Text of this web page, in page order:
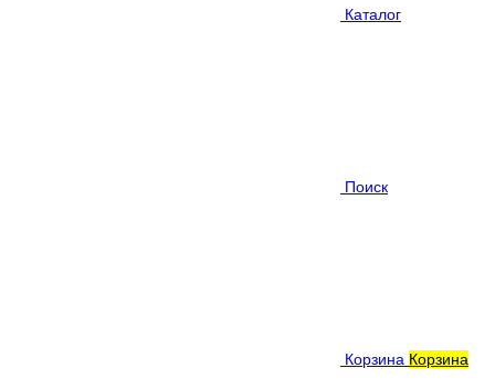
Каталог
Поиск
Корзина Корзина